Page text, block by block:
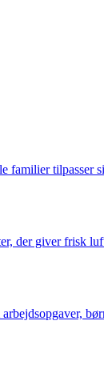
familier tilpasser
der giver frisk